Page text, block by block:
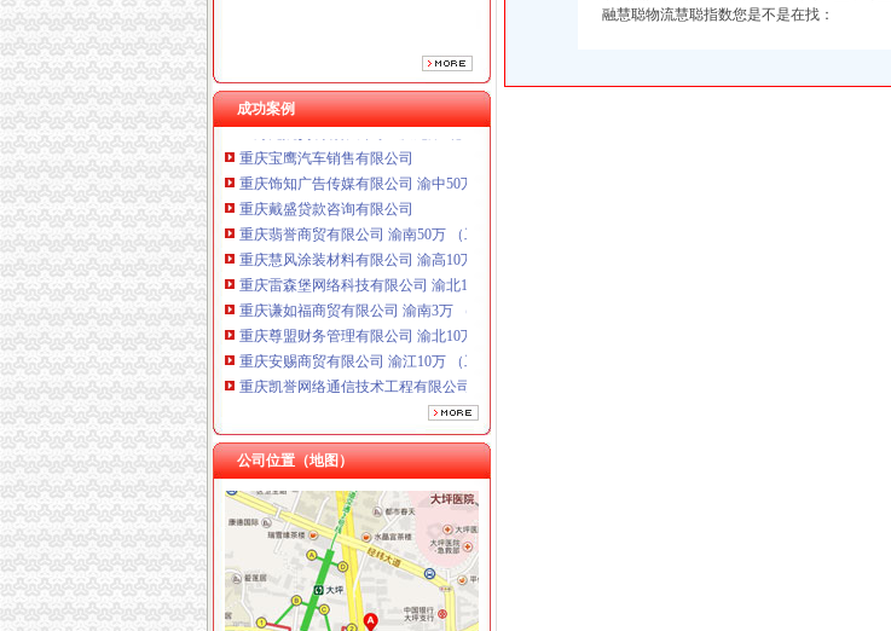
成功案例
重庆饰知广告传媒有限公司 渝中50万 （工商注册）
重庆戴盛贷款咨询有限公司
重庆翡誉商贸有限公司 渝南50万 （工商注册）
重庆慧风涂装材料有限公司 渝高10万 （工商注册）
重庆雷森堡网络科技有限公司 渝北10万 （工商注册）
重庆谦如福商贸有限公司 渝南3万 （公司转让）
重庆尊盟财务管理有限公司 渝北10万 （工商注册）
重庆安赐商贸有限公司 渝江10万 （工商注册）
重庆凯誉网络通信技术工程有限公司渝中分公司 （工商注册）
上海兆妩贸易有限公司重庆龙湖·北城天街分公司 （工商注册）
重庆饰知广告传媒有限公司 渝中50万 （工商注册）
重庆戴盛贷款咨询有限公司
重庆翡誉商贸有限公司 渝南50万 （工商注册）
重庆慧风涂装材料有限公司 渝高10万 （工商注册）
重庆雷森堡网络科技有限公司 渝北10万 （工商注册）
重庆谦如福商贸有限公司 渝南3万 （公司转让）
重庆尊盟财务管理有限公司 渝北10万 （工商注册）
重庆安赐商贸有限公司 渝江10万 （工商注册）
公司位置（地图）
沙坪坝区公司注销流程
重庆殡服务中心相关资讯_巴南殡用品批发-中国制造交易网
招商银行--步速者（）法律意见书
鑫珠——凤凰网房产北京
融慧聪物流慧聪指数您是不是在找：